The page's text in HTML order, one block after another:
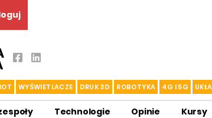
IOT WYŚWIETLACZE DRUK 3D ROBOTYKA 4G I 5G
Technologie Opinie Kursy